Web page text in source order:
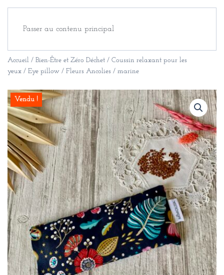
Passer au contenu principal
Accueil / Bien-Être et Zéro Déchet / Coussin relaxant pour les
yeux / Eye pillow / Fleurs Ancolies / marine
Vendu !